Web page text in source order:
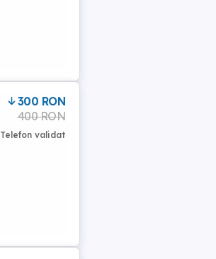
300 RON
400 RON
Telefon validat